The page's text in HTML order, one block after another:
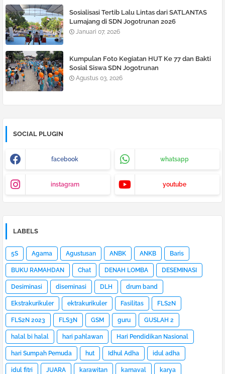
Sosialisasi Tertib Lalu Lintas dari SATLANTAS
Lumajang di SDN Jogotrunan 2026
Januari 07, 2026
Kumpulan Foto Kegiatan HUT Ke 77 dan Bakti
Sosial Siswa SDN Jogotrunan
Agustus 03, 2026
SOCIAL PLUGIN
facebook whatsapp
instagram youtube
LABELS
5S Agama Agustusan ANBK ANKB Baris
BUKU RAMAHDAN Chat DENAH LOMBA DESEMINASI
Desiminasi diseminasi DLH drum band
Ekstrakurikuler ektrakurikuler Fasilitas FLS2N
FLS2N 2023 FLS3N GSM guru GUSLAH 2
halal bi halal hari pahlawan Hari Pendidikan Nasional
hari Sumpah Pemuda hut Idhul Adha idul adha
idul fitri JUARA karawitan karnaval karya